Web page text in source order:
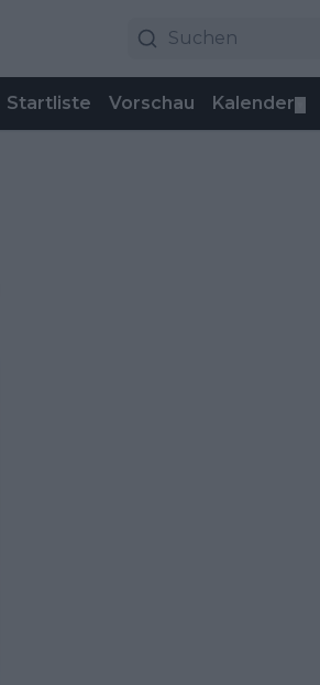
Startliste Vorschau Kalender